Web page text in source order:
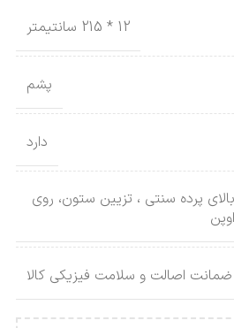
12 * 215 سانتیمتر
پشم
دارد
بالای پرده سنتی ، تزیین ستون، روی
اوپن
ضمانت اصالت و سلامت فیزیکی کالا